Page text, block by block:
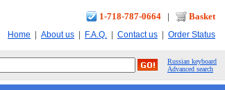
1-718-787-0664 | Basket
Home | About us | F.A.Q. | Contact us | Order Status
Russian keyboard
Advanced search